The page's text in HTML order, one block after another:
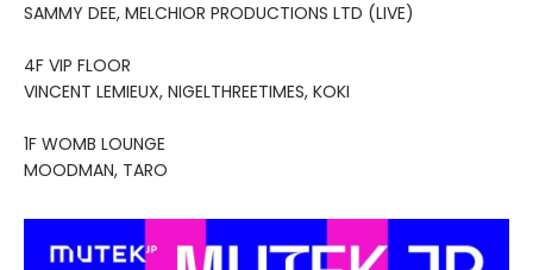
SAMMY DEE, MELCHIOR PRODUCTIONS LTD (LIVE)
4F VIP FLOOR
VINCENT LEMIEUX, NIGELTHREETIMES, KOKI
1F WOMB LOUNGE
MOODMAN, TARO